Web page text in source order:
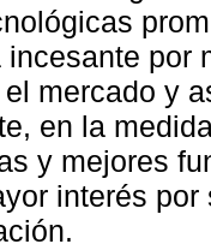
incesante por
mercado y
en la
y mejores
interés